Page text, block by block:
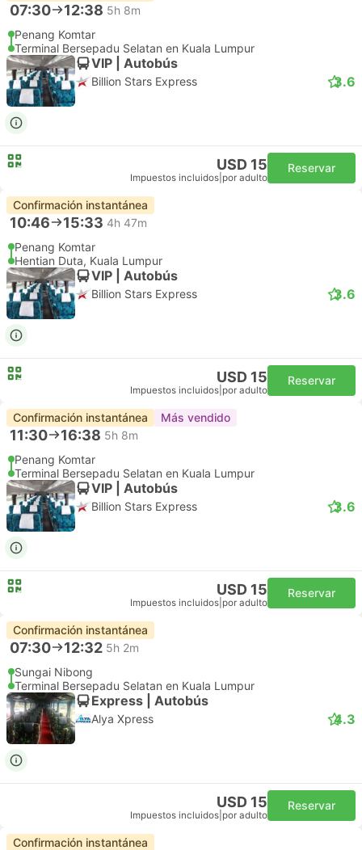
07:30 12:38 5h 8m
Penang Komtar
Terminal Bersepadu Selatan en Kuala Lumpur
VIP | Autobús
Billion Stars Express 3.6
USD 15
Impuestos incluidos por adulto
Reservar
Confirmación instantánea
10:46 15:33 4h 47m
Penang Komtar
Hentian Duta, Kuala Lumpur
VIP | Autobús
Billion Stars Express 3.6
USD 15
Impuestos incluidos por adulto
Reservar
Confirmación instantánea Más vendido
11:30 16:38 5h 8m
Penang Komtar
Terminal Bersepadu Selatan en Kuala Lumpur
VIP | Autobús
Billion Stars Express 3.6
USD 15
Impuestos incluidos por adulto
Reservar
Confirmación instantánea
07:30 12:32 5h 2m
Sungai Nibong
Terminal Bersepadu Selatan en Kuala Lumpur
Express | Autobús
Alya Xpress 4.3
USD 15
Impuestos incluidos por adulto
Reservar
Confirmación instantánea